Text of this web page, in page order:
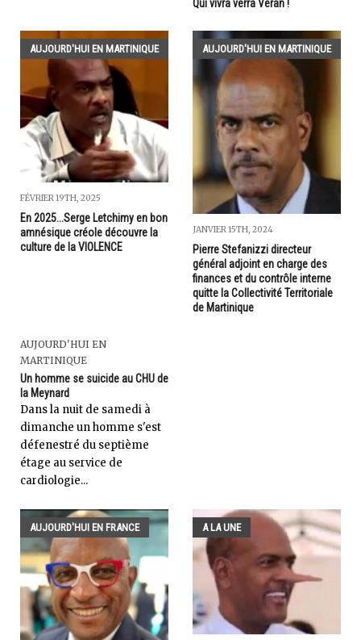
Qui vivra verra Veran !
AUJOURD'HUI EN MARTINIQUE
FÉVRIER 19TH, 2025
En 2025...Serge Letchimy en bon
amnésique créole découvre la
culture de la VIOLENCE
AUJOURD'HUI EN MARTINIQUE
JANVIER 15TH, 2024
Pierre Stefanizzi directeur
général adjoint en charge des
finances et du contrôle interne
quitte la Collectivité Territoriale
de Martinique
AUJOURD'HUI EN
MARTINIQUE
Un homme se suicide au CHU de
la Meynard
Dans la nuit de samedi à
dimanche un homme s'est
défenestré du septième
étage au service de
cardiologie...
AUJOURD'HUI EN FRANCE A LA UNE